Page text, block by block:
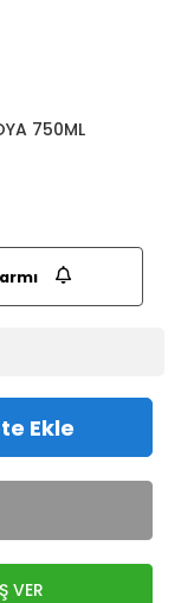
750ML
Ekle
VER